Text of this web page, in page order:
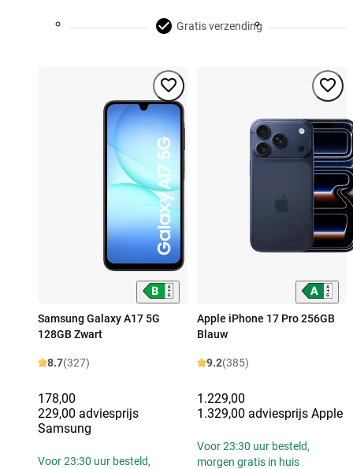
Gratis verzending
Samsung Galaxy A17 5G
128GB Zwart
8.7(327)
178,00
229,00 adviesprijs
Samsung
Voor 23:30 uur besteld,
Apple iPhone 17 Pro 256GB
Blauw
9.2(385)
1.229,00
1.329,00 adviesprijs Apple
Voor 23:30 uur besteld,
morgen gratis in huis